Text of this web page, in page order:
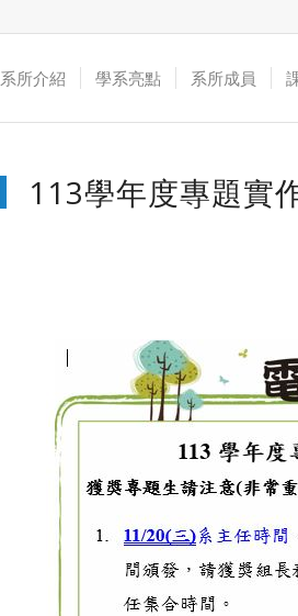
系所介紹 學系亮點 系所成員
113學年度專題實